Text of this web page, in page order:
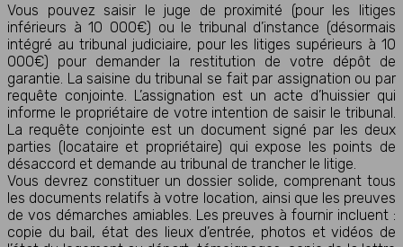
Vous pouvez saisir le juge de proximité (pour les litiges
inférieurs à 10 000€) ou le tribunal d’instance (désormais
intégré au tribunal judiciaire, pour les litiges supérieurs à 10
000€) pour demander la restitution de votre dépôt de
garantie. La saisine du tribunal se fait par assignation ou par
requête conjointe. L’assignation est un acte d’huissier qui
informe le propriétaire de votre intention de saisir le tribunal.
La requête conjointe est un document signé par les deux
parties (locataire et propriétaire) qui expose les points de
désaccord et demande au tribunal de trancher le litige.
Vous devrez constituer un dossier solide, comprenant tous
les documents relatifs à votre location, ainsi que les preuves
de vos démarches amiables. Les preuves à fournir incluent :
copie du bail, état des lieux d’entrée, photos et vidéos de